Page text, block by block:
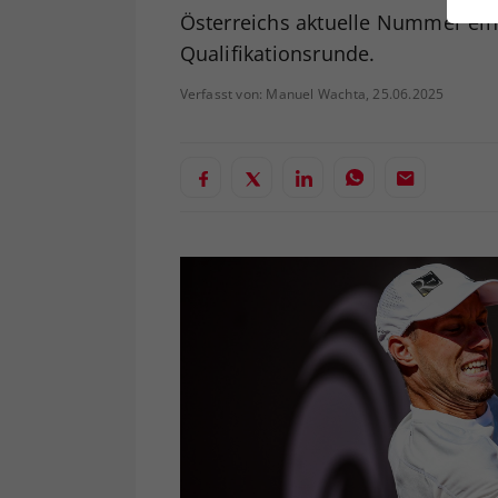
Österreichs aktuelle Nummer
Qualifikationsrunde.
Verfasst von: Manuel Wachta, 25.06.2025